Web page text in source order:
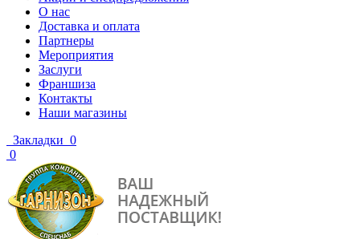
О нас
Доставка и оплата
Партнеры
Мероприятия
Заслуги
Франшиза
Контакты
Наши магазины
Закладки 0
0